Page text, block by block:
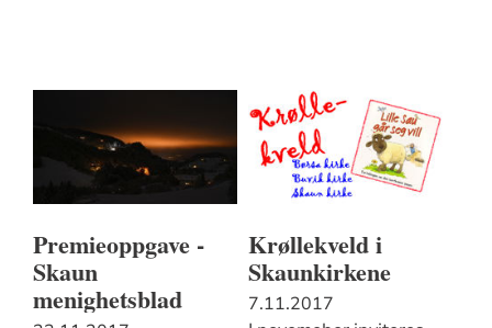
Premieoppgave -
Skaun
menighetsblad
Krøllekveld i
Skaunkirkene
7.11.2017